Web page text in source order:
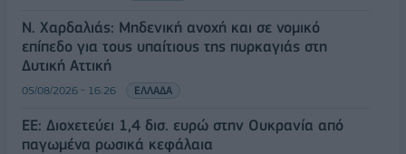
Ν. Χαρδαλιάς: Μηδενική ανοχή και σε νομικό
επίπεδο για τους υπαίτιους της πυρκαγιάς στη
Δυτική Αττική
05/08/2026 - 16:26 ΕΛΛΑΔΑ
ΕΕ: Διοχετεύει 1,4 δισ. ευρώ στην Ουκρανία από
παγωμένα ρωσικά κεφάλαια